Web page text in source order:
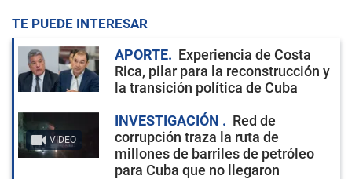
TE PUEDE INTERESAR
APORTE
Experiencia de Costa
Rica, pilar para la reconstrucción y
la transición política de Cuba
VIDEO
INVESTIGACIÓN
Red de
corrupción traza la ruta de
millones de barriles de petróleo
para Cuba que no llegaron